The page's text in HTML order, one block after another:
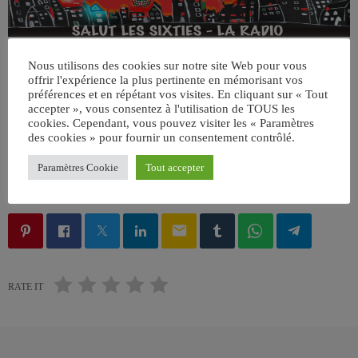
ÉCRIT PAR:JEAN-CLAUDE
email
RATE IT
Nous utilisons des cookies sur notre site Web pour vous
offrir l'expérience la plus pertinente en mémorisant vos
préférences et en répétant vos visites. En cliquant sur « Tout
accepter », vous consentez à l'utilisation de TOUS les
cookies. Cependant, vous pouvez visiter les « Paramètres
des cookies » pour fournir un consentement contrôlé.
Paramètres Cookie Tout accepter